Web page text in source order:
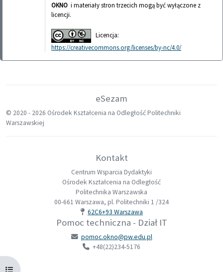
Otwórz indeks kursu
OKNO i materiały stron trzecich mogą być wyłączone z
licencji.
Licencja:
https://creativecommons.org/licenses/by-nc/4.0/
eSezam
© 2020 - 2026 Ośrodek Kształcenia na Odległość Politechniki
Warszawskiej
Kontakt
Centrum Wsparcia Dydaktyki
Ośrodek Kształcenia na Odległość
Politechnika Warszawska
00-661 Warszawa, pl. Politechniki 1 /324
62C6+93 Warszawa
Pomoc techniczna - Dział IT
pomoc.okno@pw.edu.pl
+48(22)234-5176